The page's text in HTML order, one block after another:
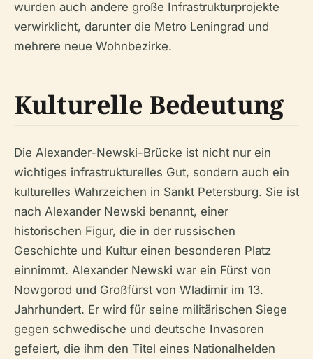
wurden auch andere große Infrastrukturprojekte
verwirklicht, darunter die Metro Leningrad und
mehrere neue Wohnbezirke.
Kulturelle Bedeutung
Die Alexander-Newski-Brücke ist nicht nur ein
wichtiges infrastrukturelles Gut, sondern auch ein
kulturelles Wahrzeichen in Sankt Petersburg. Sie ist
nach Alexander Newski benannt, einer
historischen Figur, die in der russischen
Geschichte und Kultur einen besonderen Platz
einnimmt. Alexander Newski war ein Fürst von
Nowgorod und Großfürst von Wladimir im 13.
Jahrhundert. Er wird für seine militärischen Siege
gegen schwedische und deutsche Invasoren
gefeiert, die ihm den Titel eines Nationalhelden